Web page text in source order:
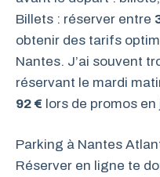
Billets : réserver entre
obtenir des tarifs
Nantes. J’ai souvent
réservant le mardi
92 € lors de promos en
Parking à Nantes
Réserver en ligne te